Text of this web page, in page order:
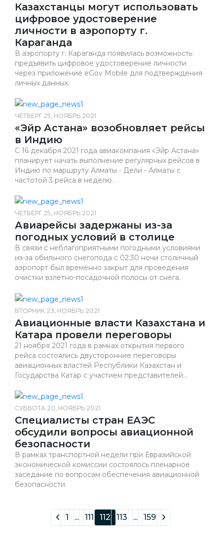
Казахстанцы могут использовать
цифровое удостоверение
личности в аэропорту г.
Караганда
В аэропорту г. Караганда появилась возможность
предъявить цифровое удостоверение личности
через приложение eGov Mobile для подтверждения
личных данных.
ЧЕТВЕРГ 25, НОЯБРЬ 2021
«Эйр Астана» возобновляет рейсы
в Индию
С 16 декабря 2021 года авиакомпания «Эйр Астана»
планирует начать выполнение регулярных рейсов в
Индию по маршруту Алматы - Дели - Алматы с
частотой 3 рейса в неделю.
ЧЕТВЕРГ 25, НОЯБРЬ 2021
Авиарейсы задержаны из-за
погодных условий в столице
В связи с неблагоприятными погодными условиями
из-за обильного снегопода с 02:30 ночи столичный
аэропорт был временно закрыт для проведения
очистки взлетно-посадочной полосы от снега.
ВТОРНИК 23, НОЯБРЬ 2021
Авиационные власти Казахстана и
Катара провели переговоры
21 ноября 2021 года в рамках открытия первого
рейса состоялись двусторонние переговоры
авиационных властей Республики Казахстан и
Государства Катар с участием представителей...
СУББОТА 20, НОЯБРЬ 2021
Специалисты стран ЕАЭС
обсудили вопросы авиационной
безопасности
В рамках транспортной недели при Евразийской
экономической комиссии состоялось пленарное
заседание по вопросам обеспечения авиационной
безопасности.
1 ... 111 112 113 ... 159